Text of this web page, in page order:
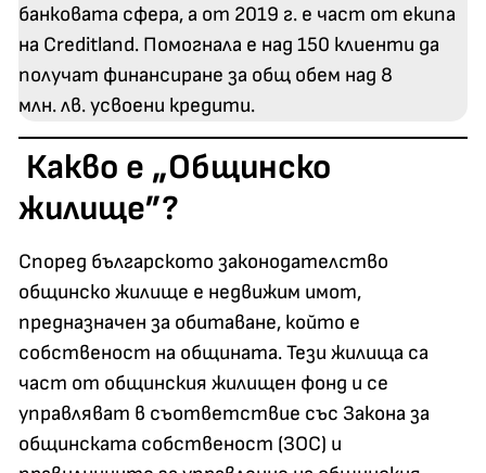
банковата сфера, а от 2019 г. е част от екипа
на Creditland. Помогнала е над 150 клиенти да
получат финансиране за общ обем над 8
млн. лв. усвоени кредити.
Какво е „Общинско
жилище”?
Според българското законодателство
общинско жилище е недвижим имот,
предназначен за обитаване, който е
собственост на общината. Тези жилища са
част от общинския жилищен фонд и се
управляват в съответствие със Закона за
общинската собственост (ЗОС) и